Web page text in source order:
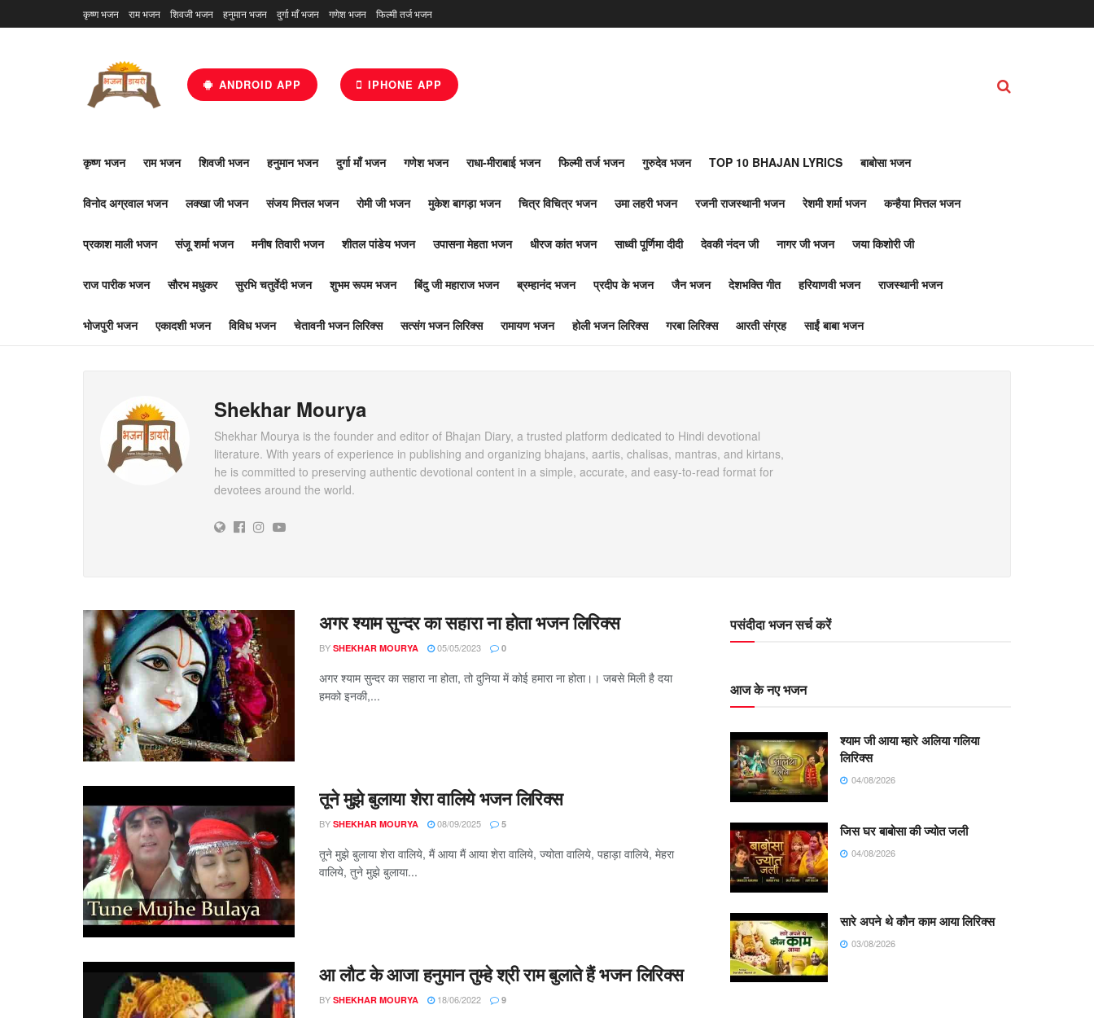
कृष्ण भजन राम भजन शिवजी भजन हनुमान भजन दुर्गा माँ भजन गणेश भजन फिल्मी तर्ज भजन
ANDROID APP IPHONE APP
कृष्ण भजन राम भजन शिवजी भजन हनुमान भजन दुर्गा माँ भजन गणेश भजन राधा-मीराबाई भजन फिल्मी तर्ज भजन गुरुदेव भजन TOP 10 BHAJAN LYRICS बाबोसा भजन
विनोद अग्रवाल भजन लक्खा जी भजन संजय मित्तल भजन रोमी जी भजन मुकेश बागड़ा भजन चित्र विचित्र भजन उमा लहरी भजन रजनी राजस्थानी भजन रेशमी शर्मा भजन कन्हैया मित्तल भजन
प्रकाश माली भजन संजू शर्मा भजन मनीष तिवारी भजन शीतल पांडेय भजन उपासना मेहता भजन धीरज कांत भजन साध्वी पूर्णिमा दीदी देवकी नंदन जी नागर जी भजन जया किशोरी जी
राज पारीक भजन सौरभ मधुकर सुरभि चतुर्वेदी भजन शुभम रूपम भजन बिंदु जी महाराज भजन ब्रम्हानंद भजन प्रदीप के भजन जैन भजन देशभक्ति गीत हरियाणवी भजन राजस्थानी भजन
भोजपुरी भजन एकादशी भजन विविध भजन चेतावनी भजन लिरिक्स सत्संग भजन लिरिक्स रामायण भजन होली भजन लिरिक्स गरबा लिरिक्स आरती संग्रह साईं बाबा भजन
Shekhar Mourya
Shekhar Mourya is the founder and editor of Bhajan Diary, a trusted platform dedicated to Hindi devotional
literature. With years of experience in publishing and organizing bhajans, aartis, chalisas, mantras, and kirtans,
he is committed to preserving authentic devotional content in a simple, accurate, and easy-to-read format for
devotees around the world.
अगर श्याम सुन्दर का सहारा ना होता भजन लिरिक्स
BY SHEKHAR MOURYA 05/05/2023 0
अगर श्याम सुन्दर का सहारा ना होता, तो दुनिया में कोई हमारा ना होता।। जबसे मिली है दया
हमको इनकी,...
तूने मुझे बुलाया शेरा वालिये भजन लिरिक्स
BY SHEKHAR MOURYA 08/09/2025 5
तूने मुझे बुलाया शेरा वालिये, मैं आया मैं आया शेरा वालिये, ज्योता वालिये, पहाड़ा वालिये, मेहरा
वालिये, तुने मुझे बुलाया...
आ लौट के आजा हनुमान तुम्हे श्री राम बुलाते हैं भजन लिरिक्स
BY SHEKHAR MOURYA 18/06/2022 9
पसंदीदा भजन सर्च करें
आज के नए भजन
श्याम जी आया म्हारे अलिया गलिया
लिरिक्स
04/08/2026
जिस घर बाबोसा की ज्योत जली
04/08/2026
सारे अपने थे कौन काम आया लिरिक्स
03/08/2026